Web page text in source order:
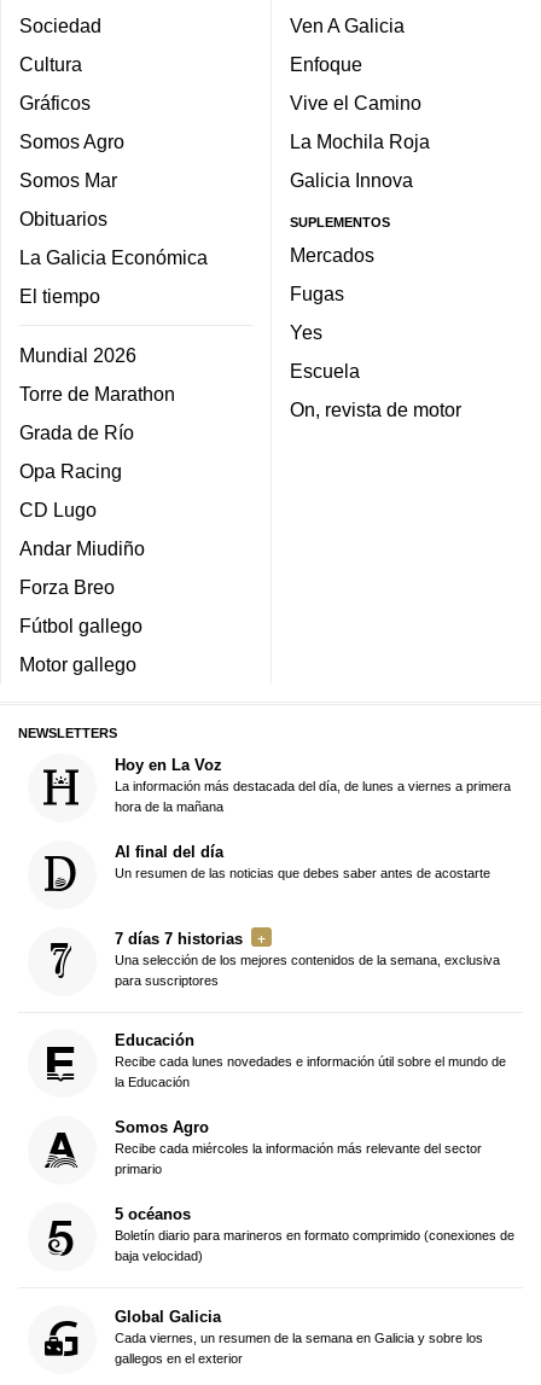
Sociedad
Cultura
Gráficos
Somos Agro
Somos Mar
Obituarios
La Galicia Económica
El tiempo
Mundial 2026
Torre de Marathon
Grada de Río
Opa Racing
CD Lugo
Andar Miudiño
Forza Breo
Fútbol gallego
Motor gallego
Ven A Galicia
Enfoque
Vive el Camino
La Mochila Roja
Galicia Innova
SUPLEMENTOS
Mercados
Fugas
Yes
Escuela
On, revista de motor
NEWSLETTERS
Hoy en La Voz
La información más destacada del día, de lunes a viernes a primera
hora de la mañana
Al final del día
Un resumen de las noticias que debes saber antes de acostarte
7 días 7 historias
Una selección de los mejores contenidos de la semana, exclusiva
para suscriptores
Educación
Recibe cada lunes novedades e información útil sobre el mundo de
la Educación
Somos Agro
Recibe cada miércoles la información más relevante del sector
primario
5 océanos
Boletín diario para marineros en formato comprimido (conexiones de
baja velocidad)
Global Galicia
Cada viernes, un resumen de la semana en Galicia y sobre los
gallegos en el exterior